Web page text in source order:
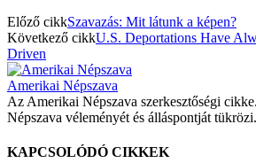
Előző cikkSzavazás: Mit látunk a képen?
Következő cikkU.S. Deportations Have
Driven
Amerikai Népszava
Az Amerikai Népszava szerkesztőségi
Népszava véleményét és álláspontját tükrözi.
KAPCSOLÓDÓ CIKKEK